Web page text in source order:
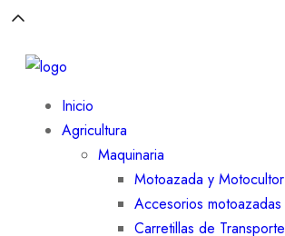
Inicio
Agricultura
Maquinaria
Motoazada y Motocultor
Accesorios motoazadas
Carretillas de Transporte